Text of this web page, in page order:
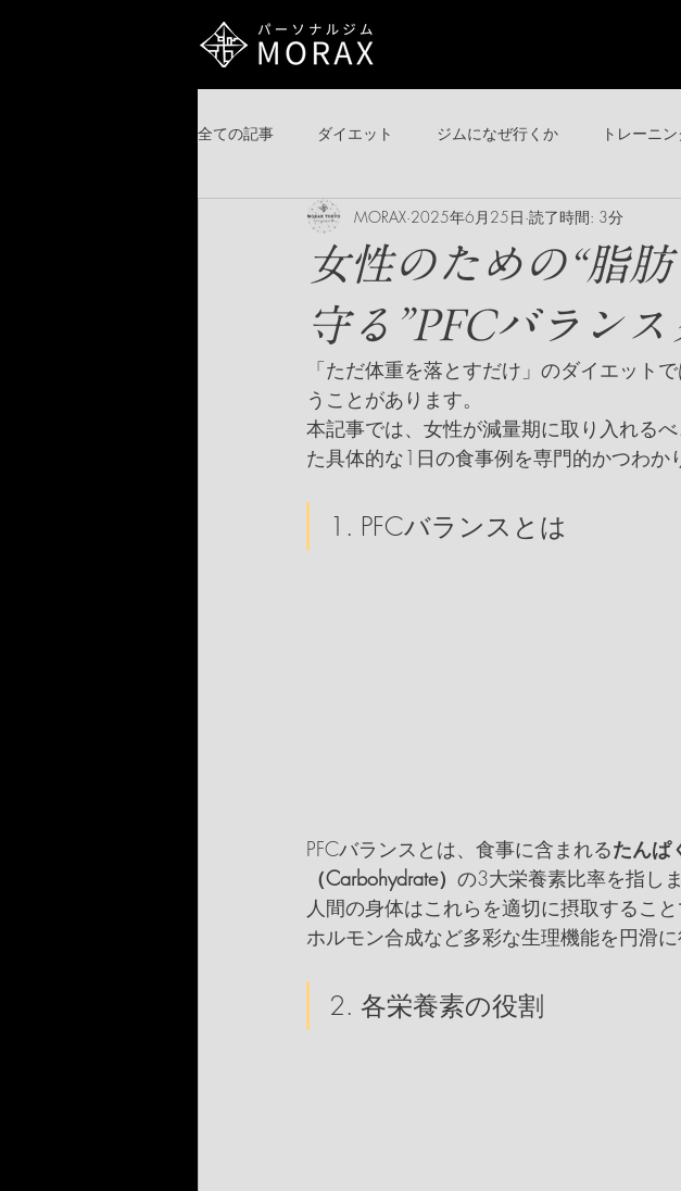
全ての記事 ダイエット ジムになぜ行くか トレーニ
目標別トレーニングプログラム 食事レシピ
女性のための“脂
守る”PFCバランス
MORAX 2025年6月25日 読了時間: 3分
「ただ体重を落とすだけ」のダイエット
うことがあります。
本記事では、女性が減量期に取り入れる
た具体的な1日の食事例を専門的かつわか
1. PFCバランスとは
PFCバランスとは、食事に含まれるたんぱ
（Carbohydrate） の3大栄養素比率を指しま
人間の身体はこれらを適切に摂取するこ
ホルモン合成など多彩な生理機能を円滑に
2. 各栄養素の役割